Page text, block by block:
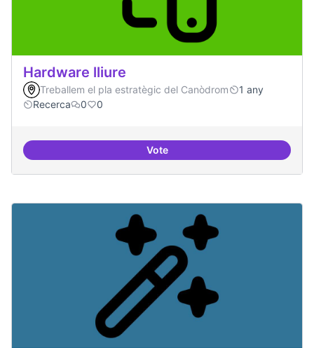
Hardware lliure
Treballem el pla estratègic del Canòdrom
1 any
Recerca
0 0
VoteHardware lliure